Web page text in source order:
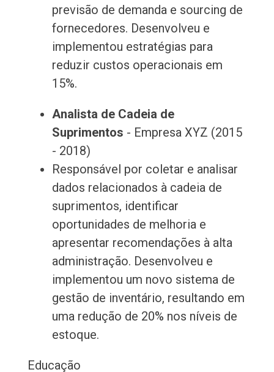
previsão de demanda e sourcing de
fornecedores. Desenvolveu e
implementou estratégias para
reduzir custos operacionais em
15%.
Analista de Cadeia de
Suprimentos - Empresa XYZ (2015
- 2018)
Responsável por coletar e analisar
dados relacionados à cadeia de
suprimentos, identificar
oportunidades de melhoria e
apresentar recomendações à alta
administração. Desenvolveu e
implementou um novo sistema de
gestão de inventário, resultando em
uma redução de 20% nos níveis de
estoque.
Educação